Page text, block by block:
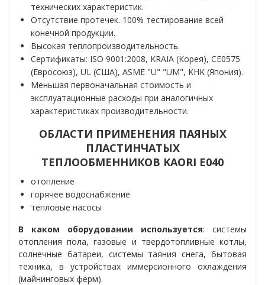
технических характеристик.
Отсутствие протечек. 100% тестирование всей
конечной продукции.
Высокая теплопроизводительность.
Сертификаты: ISO 9001:2008, KRAIA (Корея), CE0575
(Евросоюз), UL (США), ASME "U" "UM", KHK (Япония).
Меньшая первоначальная стоимость и
эксплуатационные расходы при аналогичных
характеристиках производительности.
ОБЛАСТИ ПРИМЕНЕНИЯ ПАЯНЫХ
ПЛАСТИНЧАТЫХ
ТЕПЛООБМЕННИКОВ KAORI Е040
отопление
горячее водоснабжение
тепловые насосы
В каком оборудовании используется: системы
отопления пола, газовые и твердотопливные котлы,
солнечные батареи, системы таяния снега, бытовая
техника, в устройствах иммерсионного охлаждения
(майнинговых ферм).